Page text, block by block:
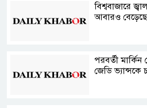
বিশ্ববাজারে
আবারও বেড়েছে
পরবর্তী মার্কিন
জেডি ভ্যান্সকে